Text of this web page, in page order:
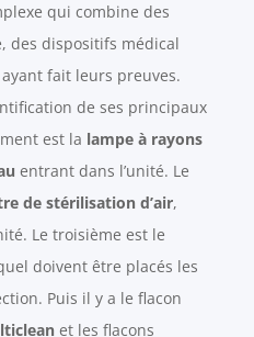
qui combine des
des dispositifs médical
fait leurs preuves.
de ses principaux
est la lampe à rayons
entrant dans l’unité. Le
de stérilisation d’air,
Le troisième est le
doivent être placés les
Puis il y a le flacon
et les flacons